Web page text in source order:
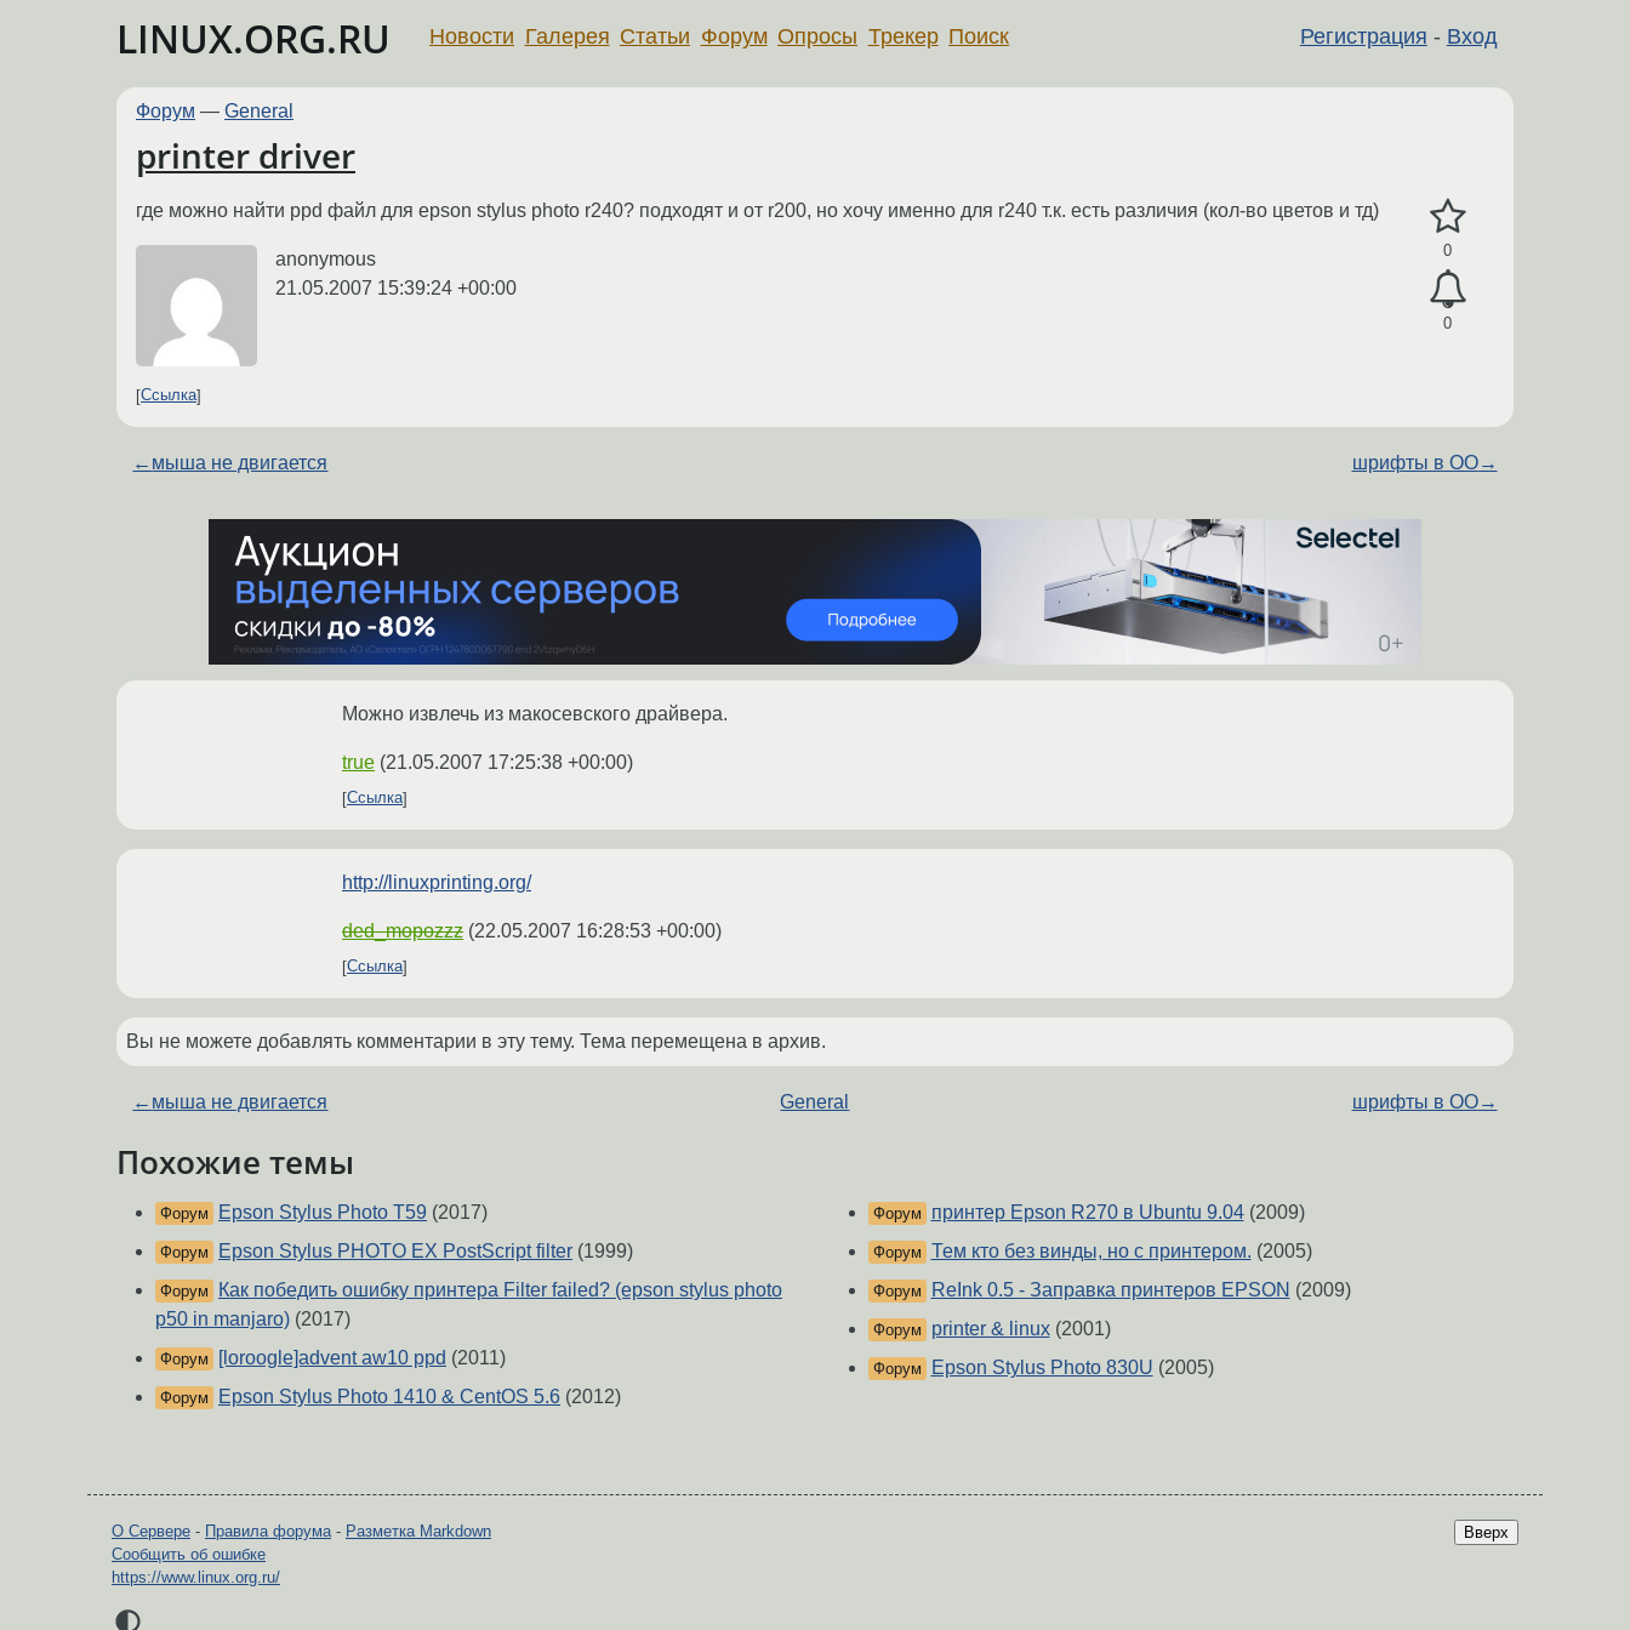
LINUX.ORG.RU Регистрация - Вход
Новости Галерея Статьи Форум Опросы Трекер Поиск
Форум — General
printer driver
0
0
где можно найти ppd файл для epson stylus photo r240? подходят и от r200, но хочу именно для r240 т.к. есть различия (кол-во цветов и тд)
anonymous
21.05.2007 15:39:24 +00:00
Ссылка
← мыша не двигается шрифты в ОО→
Можно извлечь из макосевского драйвера.
true (21.05.2007 17:25:38 +00:00)
Ссылка
http://linuxprinting.org/
ded_mopozzz (22.05.2007 16:28:53 +00:00)
Ссылка
Вы не можете добавлять комментарии в эту тему. Тема перемещена в архив.
← мыша не двигается General шрифты в ОО→
Похожие темы
Форум Epson Stylus Photo T59 (2017)
Форум Epson Stylus PHOTO EX PostScript filter (1999)
Форум
Как победить ошибку принтера Filter failed? (epson stylus photo
p50 in manjaro) (2017)
Форум [loroogle]advent aw10 ppd (2011)
Форум Epson Stylus Photo 1410 & CentOS 5.6 (2012)
Форум принтер Epson R270 в Ubuntu 9.04(2009)
Форум Тем кто без винды, но с принтером. (2005)
Форум ReInk 0.5 - Заправка принтеров EPSON (2009)
Форум printer & linux(2001)
Форум Epson Stylus Photo 830U (2005)
Вверх
О Сервере - Правила форума- Разметка Markdown
Сообщить об ошибке
https://www.linux.org.ru/